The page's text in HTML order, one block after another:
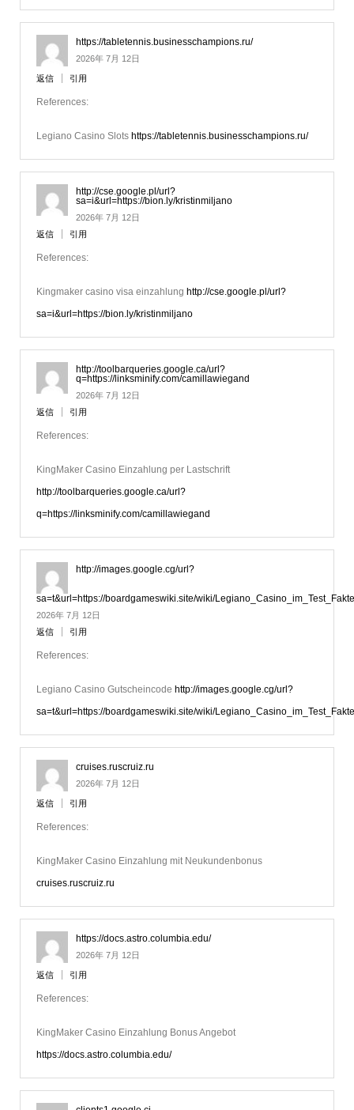
https://tabletennis.businesschampions.ru/
2026年 7月 12日
返信 引用
References:
Legiano Casino Slots https://tabletennis.businesschampions.ru/
http://cse.google.pl/url?
sa=i&url=https://bion.ly/kristinmiljano
2026年 7月 12日
返信
引用
References:
Kingmaker casino visa einzahlung http://cse.google.pl/url?
sa=i&url=https://bion.ly/kristinmiljano
http://toolbarqueries.google.ca/url?
q=https://linksminify.com/camillawiegand
2026年 7月 12日
返信
引用
References:
KingMaker Casino Einzahlung per Lastschrift
http://toolbarqueries.google.ca/url?
q=https://linksminify.com/camillawiegand
http://images.google.cg/url?
sa=t&url=https://boardgameswiki.site/wiki/
2026年 7月 12日
返信
引用
References:
Legiano Casino Gutscheincode http://images.google.cg/url?
sa=t&url=https://boardgameswiki.site/wiki/
cruises.ruscruiz.ru
2026年 7月 12日
返信 引用
References:
KingMaker Casino Einzahlung mit Neukundenbonus
cruises.ruscruiz.ru
https://docs.astro.columbia.edu/
2026年 7月 12日
返信 引用
References:
KingMaker Casino Einzahlung Bonus Angebot
https://docs.astro.columbia.edu/